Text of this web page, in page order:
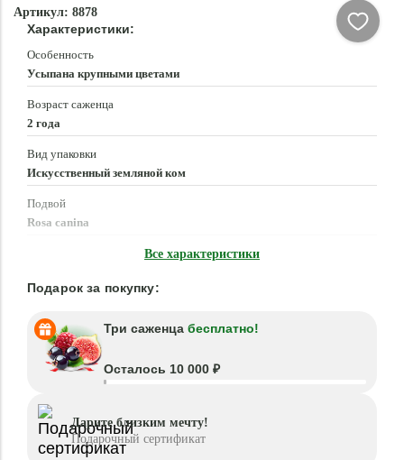
Артикул: 8878
Характеристики:
Особенность
Усыпана крупными цветами
Возраст саженца
2 года
Вид упаковки
Искусственный земляной ком
Подвой
Rosa canina
Все характеристики
Подарок за покупку:
Три саженца бесплатно!
Осталось 10 000 ₽
Дарите близким мечту!
Подарочный сертификат